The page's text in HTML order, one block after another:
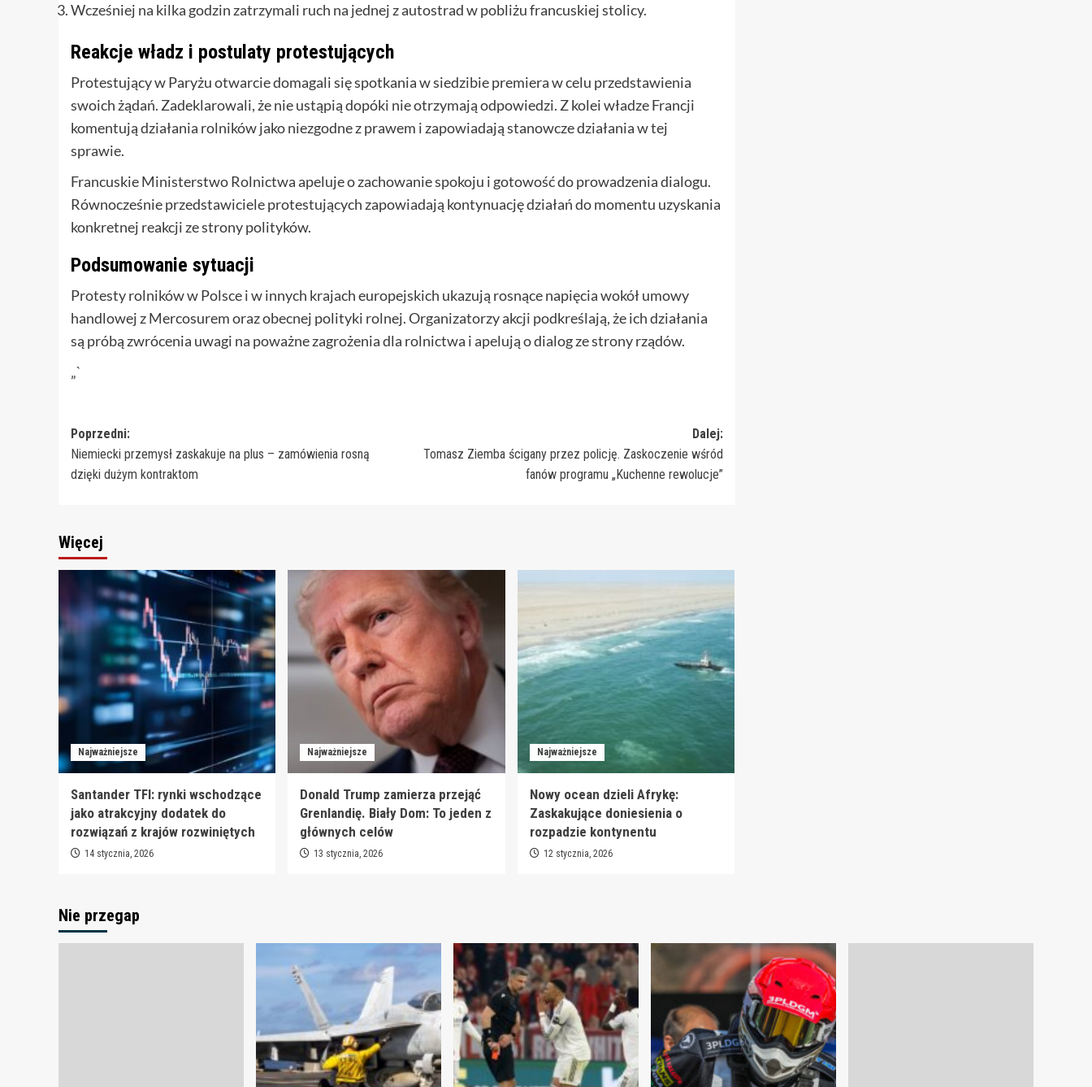
Wcześniej na kilka godzin zatrzymali ruch na jednej z autostrad w pobliżu francuskiej stolicy.
Reakcje władz i postulaty protestujących
Protestujący w Paryżu otwarcie domagali się spotkania w siedzibie premiera w celu przedstawienia
swoich żądań. Zadeklarowali, że nie ustąpią dopóki nie otrzymają odpowiedzi. Z kolei władze Francji
komentują działania rolników jako niezgodne z prawem i zapowiadają stanowcze działania w tej
sprawie.
Francuskie Ministerstwo Rolnictwa apeluje o zachowanie spokoju i gotowość do prowadzenia dialogu.
Równocześnie przedstawiciele protestujących zapowiadają kontynuację działań do momentu uzyskania
konkretnej reakcji ze strony polityków.
Podsumowanie sytuacji
Protesty rolników w Polsce i w innych krajach europejskich ukazują rosnące napięcia wokół umowy
handlowej z Mercosurem oraz obecnej polityki rolnej. Organizatorzy akcji podkreślają, że ich działania
są próbą zwrócenia uwagi na poważne zagrożenia dla rolnictwa i apelują o dialog ze strony rządów.
„`
Zobacz
wpisy
Poprzedni:
Niemiecki przemysł zaskakuje na plus – zamówienia rosną
dzięki dużym kontraktom
Dalej:
Tomasz Ziemba ścigany przez policję. Zaskoczenie wśród
fanów programu „Kuchenne rewolucje”
Więcej
Najważniejsze
Santander TFI: rynki wschodzące
jako atrakcyjny dodatek do
rozwiązań z krajów rozwiniętych
14 stycznia, 2026
Najważniejsze
Donald Trump zamierza przejąć
Grenlandię. Biały Dom: To jeden z
głównych celów
13 stycznia, 2026
Najważniejsze
Nowy ocean dzieli Afrykę:
Zaskakujące doniesienia o
rozpadzie kontynentu
12 stycznia, 2026
Nie przegap